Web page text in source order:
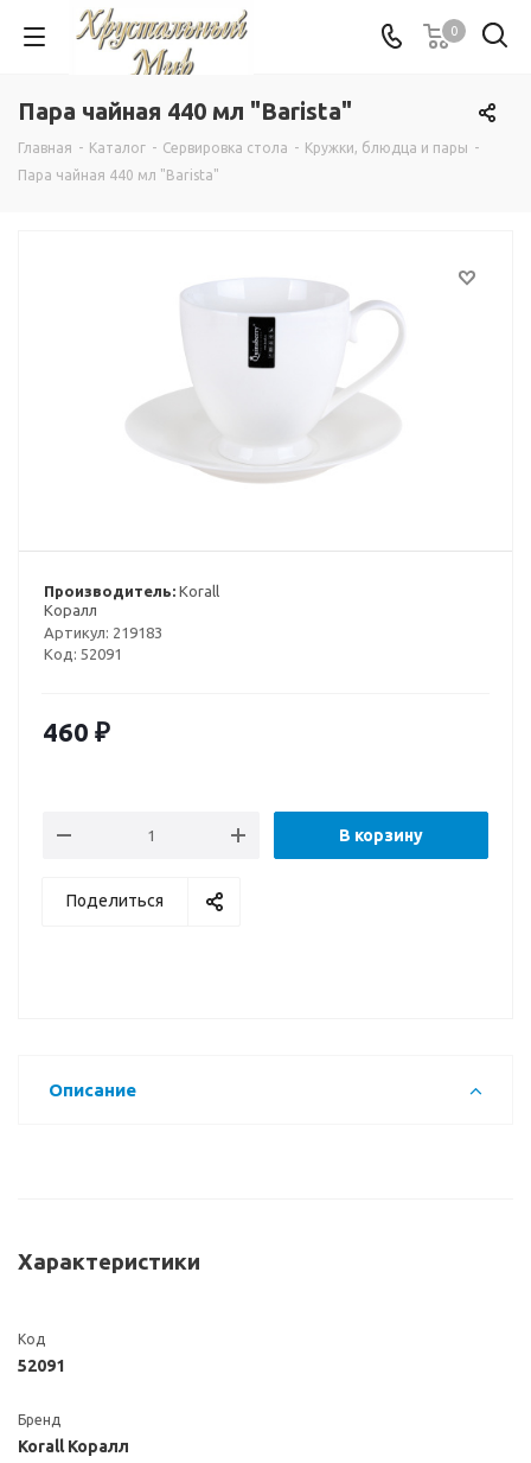
0
Пара чайная 440 мл "Barista"
Главная - Каталог - Сервировка стола - Кружки, блюдца и пары -
Пара чайная 440 мл "Barista"
Производитель: Korall
Коралл
Артикул: 219183
Код: 52091
460 ₽
В корзину
Поделиться
Описание
Характеристики
Код
52091
Бренд
Korall Коралл